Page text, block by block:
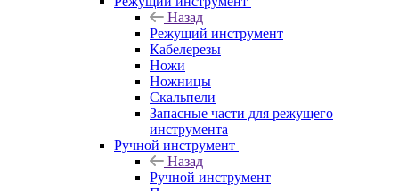
Назад
Режущий инструмент
Кабелерезы
Ножи
Ножницы
Скальпели
Запасные части для режущего
инструмента
Ручной инструмент
Назад
Ручной инструмент